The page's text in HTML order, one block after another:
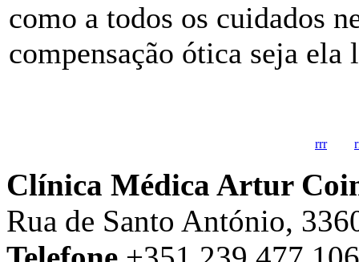
como a todos os cuidados
compensação ótica seja
rrr
Clínica Médica Artur
Rua de Santo António,